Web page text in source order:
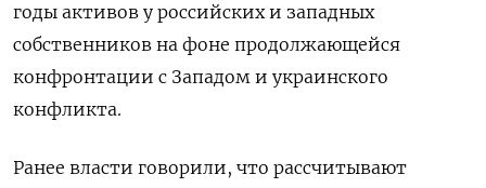
годы активов у российских и западных
собственников на фоне продолжающейся
конфронтации с Западом и украинского
конфликта.
Ранее власти говорили, что рассчитывают